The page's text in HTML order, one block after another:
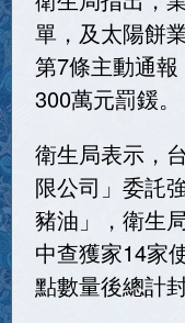
單，及太陽餅
第7條主動通
300萬元罰鍰。
衛生局表示，
限公司」委託
豬油」，衛生
中查獲家14家
點數量後總計